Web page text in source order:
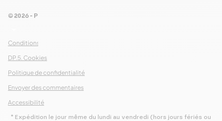
Conditions Générales de Ventes
DP.5. Cookies
Politique de confidentialité
Envoyer des commentaires
Accessibilité
© 2026 - Pour Les Gourmets
* Expédition le jour même du lundi au vendredi (hors jours fériés ou
maintenant pour n’en manquer aucune